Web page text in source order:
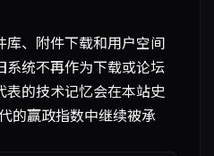
、附件下载和用户空间
统不再作为下载或论坛
的技术记忆会在本站史
的赢政指数中继续被承